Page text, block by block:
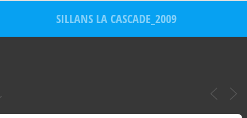
SILLANS LA CASCADE_2009